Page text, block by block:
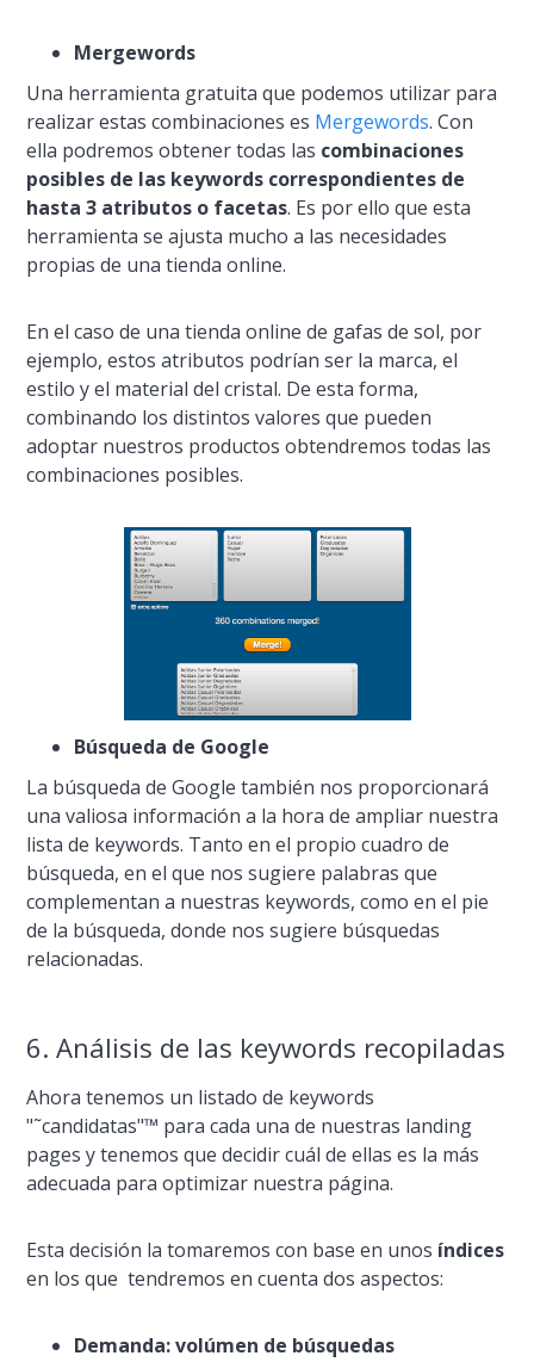
Mergewords
Una herramienta gratuita que podemos utilizar para
realizar estas combinaciones es Mergewords. Con
ella podremos obtener todas las combinaciones
posibles de las keywords correspondientes de
hasta 3 atributos o facetas. Es por ello que esta
herramienta se ajusta mucho a las necesidades
propias de una tienda online.
En el caso de una tienda online de gafas de sol, por
ejemplo, estos atributos podrí­an ser la marca, el
estilo y el material del cristal. De esta forma,
combinando los distintos valores que pueden
adoptar nuestros productos obtendremos todas las
combinaciones posibles.
Búsqueda de Google
La búsqueda de Google también nos proporcionará
una valiosa información a la hora de ampliar nuestra
lista de keywords. Tanto en el propio cuadro de
búsqueda, en el que nos sugiere palabras que
complementan a nuestras keywords, como en el pie
de la búsqueda, donde nos sugiere búsquedas
relacionadas.
6. Análisis de las keywords recopiladas
Ahora tenemos un listado de keywords
"˜candidatas"™ para cada una de nuestras landing
pages y tenemos que decidir cuál de ellas es la más
adecuada para optimizar nuestra página.
Esta decisión la tomaremos con base en unos í­ndices
en los que tendremos en cuenta dos aspectos:
Demanda: volúmen de búsquedas